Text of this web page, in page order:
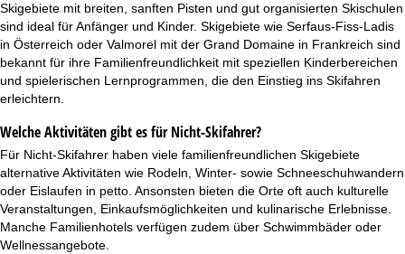
Skigebiete mit breiten, sanften Pisten und gut organisierten Skischulen
sind ideal fürAnfänger und Kinder. Skigebiete wie Serfaus-Fiss-Ladis
in Österreich oder Valmorel mit der Grand Domaine in Frankreich sind
bekannt für ihre Familienfreundlichkeit mit speziellen Kinderbereichen
und spielerischen Lernprogrammen, die den Einstieg ins Skifahren
erleichtern.
Welche Aktivitäten gibt es für Nicht-Skifahrer?
Für Nicht-Skifahrer haben viele familienfreundlichen Skigebiete
alternative Aktivitäten wie Rodeln, Winter- sowie Schneeschuhwandern
oder Eislaufen in petto. Ansonsten bieten die Orte oft auch kulturelle
Veranstaltungen, Einkaufsmöglichkeiten und kulinarische Erlebnisse.
Manche Familienhotels verfügen zudem über Schwimmbäder oder
Wellnessangebote.